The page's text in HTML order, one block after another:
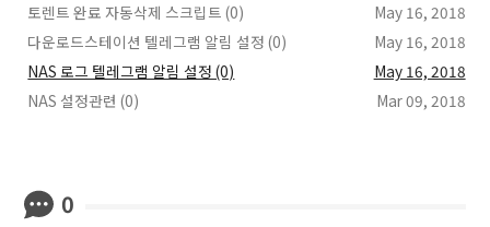
토렌트 완료 자동삭제 스크립트 (0)
May 16, 2018
다운로드스테이션 텔레그램 알림 설정 (0)
May 16, 2018
NAS 로그 텔레그램 알림 설정 (0)
May 16, 2018
NAS 설정관련 (0)
Mar 09, 2018
0